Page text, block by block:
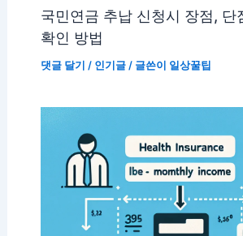
국민연금 추납 신청시 장점, 단
확인 방법
댓글 달기 / 인기글/ 글쓴이 일상꿀팁